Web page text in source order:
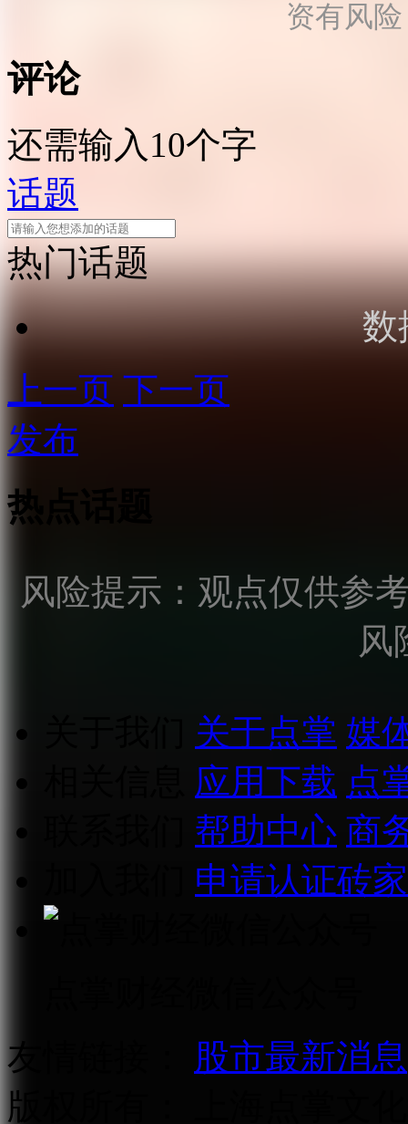
资有风
评论
还需输入10个字
话题
热门话题
数
上一页 下一页
发布
热点话题
风险提示：观点仅供参
风
关于点掌 媒
应用下载 点
帮助中心 商
申请认证砖家
友情链接：
股市最新消息
版权所有：